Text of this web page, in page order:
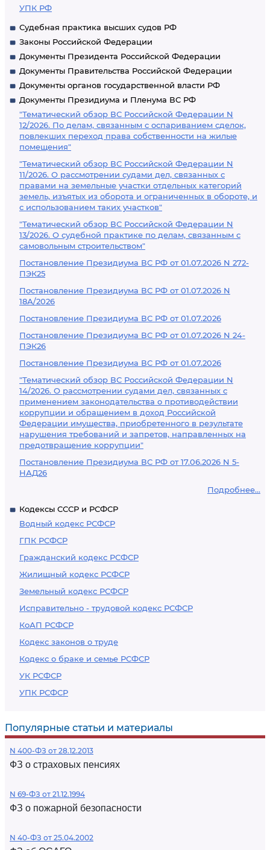
УПК РФ
Судебная практика высших судов РФ
Законы Российской Федерации
Документы Президента Российской Федерации
Документы Правительства Российской Федерации
Документы органов государственной власти РФ
Документы Президиума и Пленума ВС РФ
"Тематический обзор ВС Российской Федерации N
12/2026. По делам, связанным с оспариванием сделок,
повлекших переход права собственности на жилые
помещения"
"Тематический обзор ВС Российской Федерации N
11/2026. О рассмотрении судами дел, связанных с
правами на земельные участки отдельных категорий
земель, изъятых из оборота и ограниченных в обороте, и
с использованием таких участков"
"Тематический обзор ВС Российской Федерации N
13/2026. О судебной практике по делам, связанным с
самовольным строительством"
Постановление Президиума ВС РФ от 01.07.2026 N 272-
ПЭК25
Постановление Президиума ВС РФ от 01.07.2026 N
18А/2026
Постановление Президиума ВС РФ от 01.07.2026
Постановление Президиума ВС РФ от 01.07.2026 N 24-
ПЭК26
Постановление Президиума ВС РФ от 01.07.2026
"Тематический обзор ВС Российской Федерации N
14/2026. О рассмотрении судами дел, связанных с
применением законодательства о противодействии
коррупции и обращением в доход Российской
Федерации имущества, приобретенного в результате
нарушения требований и запретов, направленных на
предотвращение коррупции"
Постановление Президиума ВС РФ от 17.06.2026 N 5-
НАД26
Подробнее...
Кодексы СССР и РСФСР
Водный кодекс РСФСР
ГПК РСФСР
Гражданский кодекс РСФСР
Жилищный кодекс РСФСР
Земельный кодекс РСФСР
Исправительно - трудовой кодекс РСФСР
КоАП РСФСР
Кодекс законов о труде
Кодекс о браке и семье РСФСР
УК РСФСР
УПК РСФСР
Популярные статьи и материалы
N 400-ФЗ от 28.12.2013
ФЗ о страховых пенсиях
N 69-ФЗ от 21.12.1994
ФЗ о пожарной безопасности
N 40-ФЗ от 25.04.2002